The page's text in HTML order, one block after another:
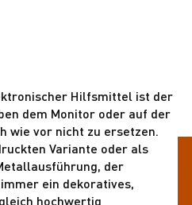
Hilfsmittel ist der
dem Monitor oder auf der
wie vor nicht zu ersetzen.
Variante oder als
der
ein dekoratives,
hochwertig